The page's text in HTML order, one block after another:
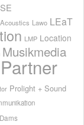
Lawo LEaT
LMP Location
Musikmedia
Prolight + Sound